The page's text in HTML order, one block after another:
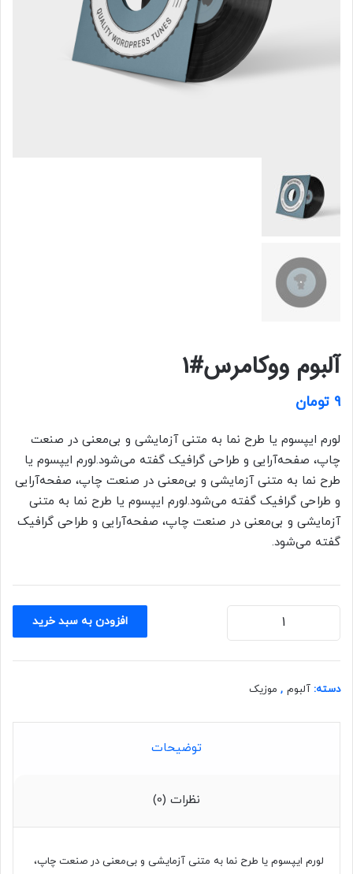
آلبوم ووکامرس#1
9 تومان
لورم ایپسوم یا طرح‌ نما به متنی آزمایشی و بی‌معنی در صنعت
چاپ، صفحه‌آرایی و طراحی گرافیک گفته می‌شود.لورم ایپسوم یا
طرح‌ نما به متنی آزمایشی و بی‌معنی در صنعت چاپ، صفحه‌آرایی
و طراحی گرافیک گفته می‌شود.لورم ایپسوم یا طرح‌ نما به متنی
آزمایشی و بی‌معنی در صنعت چاپ، صفحه‌آرایی و طراحی گرافیک
گفته می‌شود.
آلبوم
عدد
افزودن به سبد خرید
دسته: آلبوم , موزیک
توضیحات
نظرات (0)
لورم ایپسوم یا طرح‌ نما به متنی آزمایشی و بی‌معنی در صنعت چاپ،